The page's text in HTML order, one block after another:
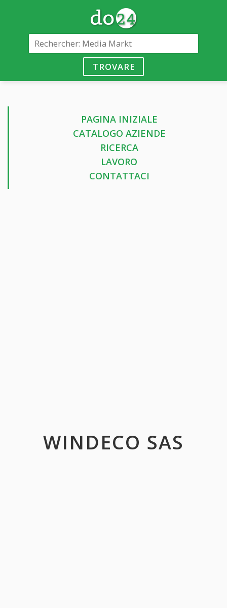
TROVARE
PAGINA INIZIALE
CATALOGO AZIENDE
RICERCA
LAVORO
CONTATTACI
WINDECO SAS